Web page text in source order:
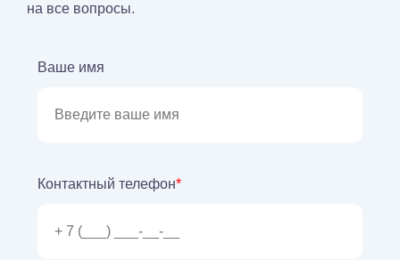
на все вопросы.
Ваше имя
Контактный телефон*